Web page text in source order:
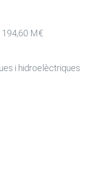
194,60 M€
i hidroelèctriques